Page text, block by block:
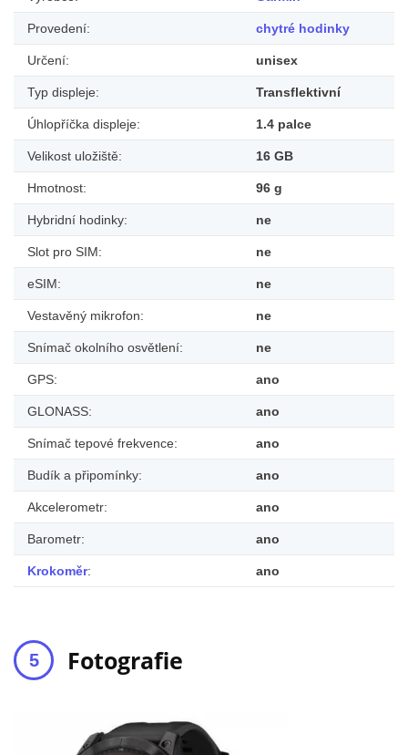
Provedení: chytré hodinky
Určení: unisex
Typ displeje: Transflektivní
Úhlopříčka displeje: 1.4 palce
Velikost uložiště: 16 GB
Hmotnost: 96 g
Hybridní hodinky: ne
Slot pro SIM: ne
eSIM: ne
Vestavěný mikrofon: ne
Snímač okolního osvětlení: ne
GPS: ano
GLONASS: ano
Snímač tepové frekvence: ano
Budík a připomínky: ano
Akcelerometr: ano
Barometr: ano
Krokoměr: ano
Fotografie